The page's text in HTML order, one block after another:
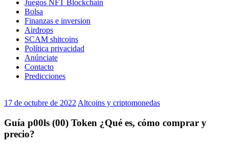
Juegos NFT Blockchain
Bolsa
Finanzas e inversion
Airdrops
SCAM shitcoins
Política privacidad
Anúnciate
Contacto
Predicciones
17 de octubre de 2022 Altcoins y criptomonedas
Guía p00ls (00) Token ¿Qué es, cómo comprar y
precio?